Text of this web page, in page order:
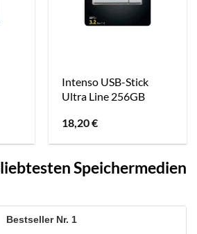
Intenso USB-Stick
Ultra Line 256GB
18,20€
Speichermedien
1